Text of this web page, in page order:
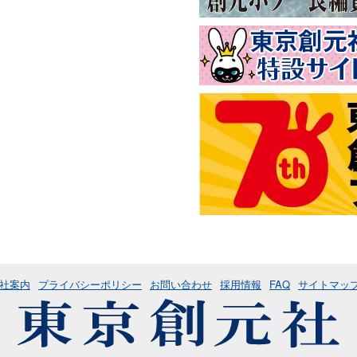
案内 プライバシーポリシー お問い合わせ 採用情報 FAQ サイトマッ